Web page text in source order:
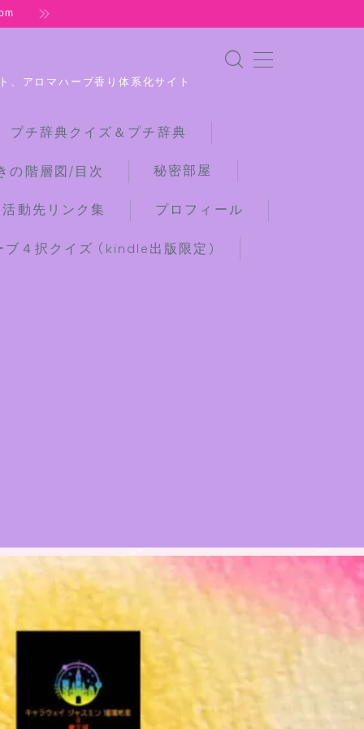
、アロマハーブ香り体系化サイト
チ辞典クイズ＆プチ辞典
の階層図/目次 秘密部屋
動先リンク集 プロフィール
４択クイズ (kindle出版限定)